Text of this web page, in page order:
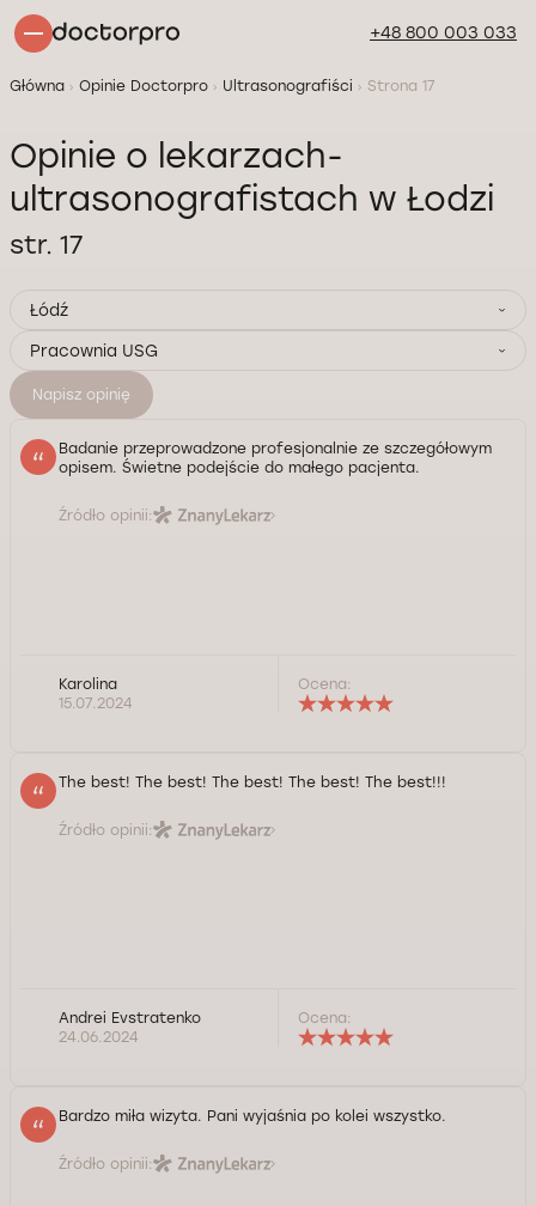
+48 800 003 033
Główna Opinie Doctorpro Ultrasonografiści Strona 17
Opinie o lekarzach-
ultrasonografistach w Łodzi
str. 17
Łódź
Pracownia USG
Napisz opinię
Badanie przeprowadzone profesjonalnie ze szczegółowym
opisem. Świetne podejście do małego pacjenta.
Źródło opinii:
Karolina
15.07.2024
Ocena:
The best! The best! The best! The best! The best!!!
Źródło opinii:
Andrei Evstratenko
24.06.2024
Ocena:
Bardzo miła wizyta. Pani wyjaśnia po kolei wszystko.
Źródło opinii: